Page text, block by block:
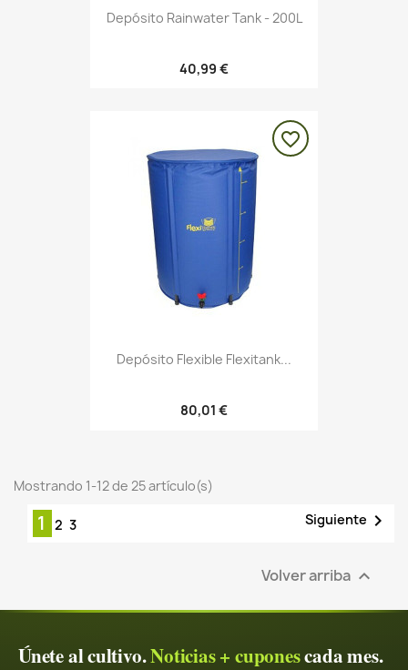
Depósito Rainwater Tank - 200L
40,99 €
Depósito Flexible Flexitank...
80,01 €
favorite_border
Mostrando 1-12 de 25 artículo(s)
1 2 3 Siguiente 
Volver arriba 
Únete al cultivo.Noticias + cuponescada mes.